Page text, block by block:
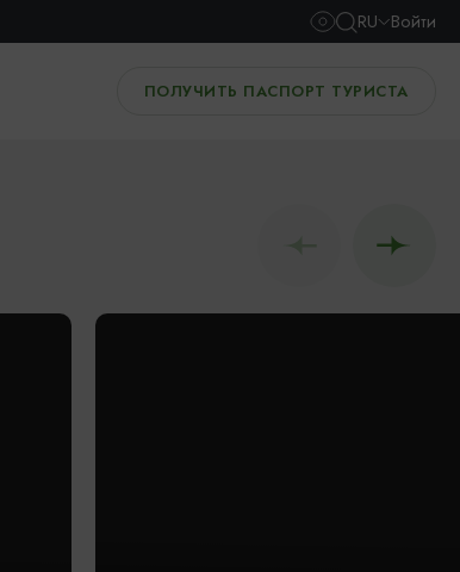
RU Войти
ПОЛУЧИТЬ ПАСПОРТ ТУРИСТА